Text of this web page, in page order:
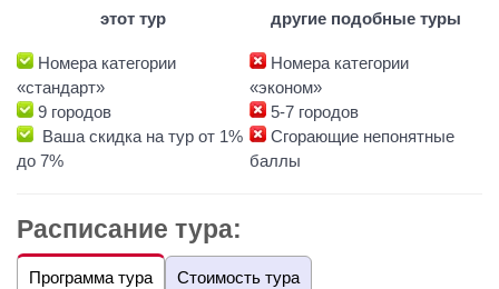
этот тур
Номера категории
«стандарт»
9 городов
Ваша скидка на тур от 1%
до 7%
другие подобные туры
Номера категории
«эконом»
5-7 городов
Сгорающие непонятные
баллы
Расписание тура:
Программа тура Стоимость тура